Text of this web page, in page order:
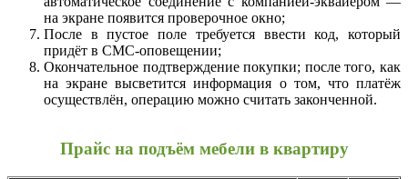
на экране появится проверочное окно;
После в пустое поле требуется ввести код, который
придёт в СМС-оповещении;
Окончательное подтверждение покупки; после того, как
на экране высветится информация о том, что платёж
осуществлён, операцию можно считать законченной.
Прайс на подъём мебели в квартиру